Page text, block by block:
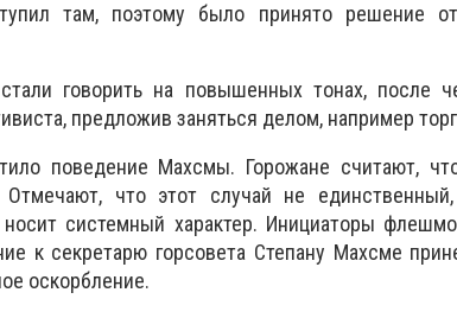
там, поэтому было принято решение
говорить на повышенных тонах, после
предложив заняться делом, например
поведение Махсмы. Горожане считают,
Отмечают, что этот случай не
носит системный характер. Инициаторы
к секретарю горсовета Степану Махсме
оскорбление.